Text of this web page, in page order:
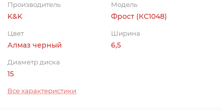
Производитель
K&K
Модель
Фрост (КС1048)
Цвет
Алмаз черный
Ширина
6,5
Диаметр диска
15
Все характеристики